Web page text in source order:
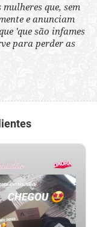
que, sem
e anunciam
'que são infames
para perder as